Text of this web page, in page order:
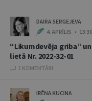
DAIRA SERGEJEVA
4. APRĪLIS • 13:30
“Likumdevēja griba”
lietā Nr. 2022-32-01
1 KOMENTĀRI
IRĒNA KUCINA